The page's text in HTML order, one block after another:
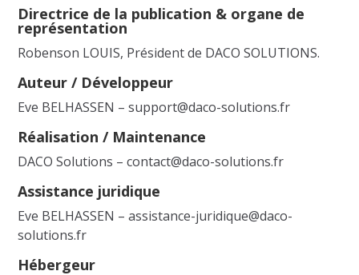
Directrice de la publication & organe de
représentation
Robenson LOUIS, Président de DACO SOLUTIONS.
Auteur / Développeur
Eve BELHASSEN – support@daco-solutions.fr
Réalisation / Maintenance
DACO Solutions – contact@daco-solutions.fr
Assistance juridique
Eve BELHASSEN – assistance-juridique@daco-
solutions.fr
Hébergeur